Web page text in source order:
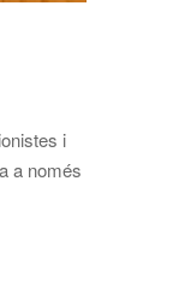
i
a només